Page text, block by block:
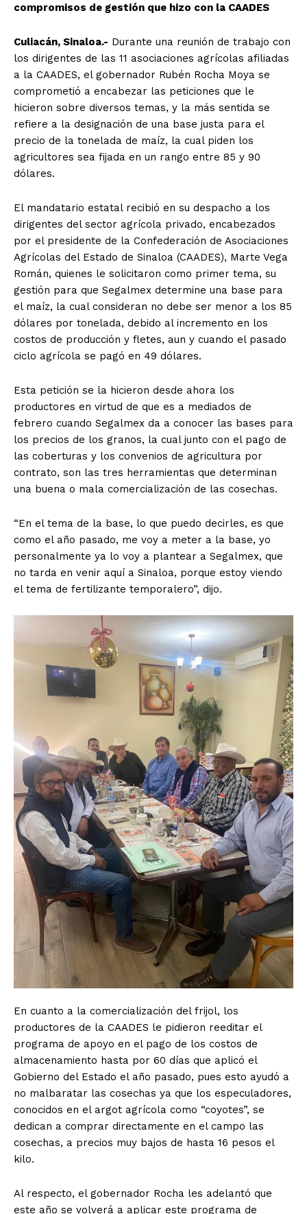
compromisos de gestión que hizo con la CAADES
Culiacán, Sinaloa.- Durante una reunión de trabajo con
los dirigentes de las 11 asociaciones agrícolas afiliadas
a la CAADES, el gobernador Rubén Rocha Moya se
comprometió a encabezar las peticiones que le
hicieron sobre diversos temas, y la más sentida se
refiere a la designación de una base justa para el
precio de la tonelada de maíz, la cual piden los
agricultores sea fijada en un rango entre 85 y 90
dólares.
El mandatario estatal recibió en su despacho a los
dirigentes del sector agrícola privado, encabezados
por el presidente de la Confederación de Asociaciones
Agrícolas del Estado de Sinaloa (CAADES), Marte Vega
Román, quienes le solicitaron como primer tema, su
gestión para que Segalmex determine una base para
el maíz, la cual consideran no debe ser menor a los 85
dólares por tonelada, debido al incremento en los
costos de producción y fletes, aun y cuando el pasado
ciclo agrícola se pagó en 49 dólares.
Esta petición se la hicieron desde ahora los
productores en virtud de que es a mediados de
febrero cuando Segalmex da a conocer las bases para
los precios de los granos, la cual junto con el pago de
las coberturas y los convenios de agricultura por
contrato, son las tres herramientas que determinan
una buena o mala comercialización de las cosechas.
“En el tema de la base, lo que puedo decirles, es que
como el año pasado, me voy a meter a la base, yo
personalmente ya lo voy a plantear a Segalmex, que
no tarda en venir aquí a Sinaloa, porque estoy viendo
el tema de fertilizante temporalero”, dijo.
En cuanto a la comercialización del frijol, los
productores de la CAADES le pidieron reeditar el
programa de apoyo en el pago de los costos de
almacenamiento hasta por 60 días que aplicó el
Gobierno del Estado el año pasado, pues esto ayudó a
no malbaratar las cosechas ya que los especuladores,
conocidos en el argot agrícola como “coyotes”, se
dedican a comprar directamente en el campo las
cosechas, a precios muy bajos de hasta 16 pesos el
kilo.
Al respecto, el gobernador Rocha les adelantó que
este año se volverá a aplicar este programa de